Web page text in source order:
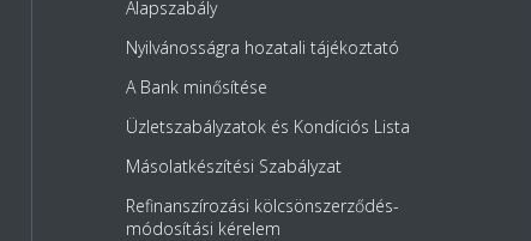
Alapszabály
Nyilvánosságra hozatali tájékoztató
A Bank minősítése
Üzletszabályzatok és Kondíciós Lista
Másolatkészítési Szabályzat
Refinanszírozási kölcsönszerződés-
módosítási kérelem